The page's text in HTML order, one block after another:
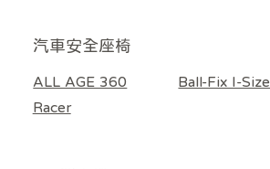
​汽車安全座椅
ALL AGE 360
Ball-Fix I-Size
Racer